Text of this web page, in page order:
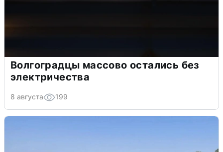
Волгоградцы массово остались без
электричества
8 августа 199